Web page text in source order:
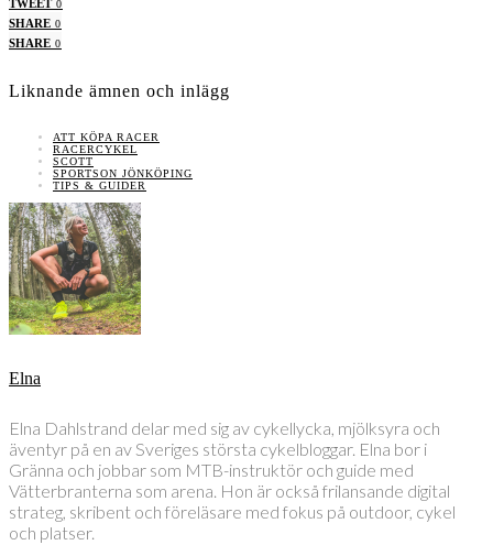
TWEET 0
SHARE 0
SHARE 0
Liknande ämnen och inlägg
ATT KÖPA RACER
RACERCYKEL
SCOTT
SPORTSON JÖNKÖPING
TIPS & GUIDER
Elna
Elna Dahlstrand delar med sig av cykellycka, mjölksyra och
äventyr på en av Sveriges största cykelbloggar. Elna bor i
Gränna och jobbar som MTB-instruktör och guide med
Vätterbranterna som arena. Hon är också frilansande digital
strateg, skribent och föreläsare med fokus på outdoor, cykel
och platser.